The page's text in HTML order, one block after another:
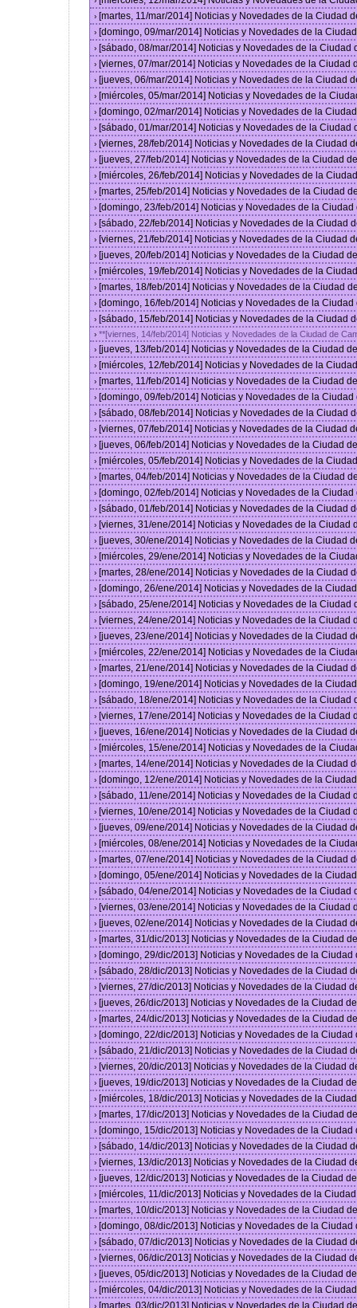
› [martes, 11/mar/2014] Noticias y Novedades de la Ciudad
› [domingo, 09/mar/2014] Noticias y Novedades de la
› [sábado, 08/mar/2014] Noticias y Novedades de la Ciudad
› [viernes, 07/mar/2014] Noticias y Novedades de la Ciudad
› [jueves, 06/mar/2014] Noticias y Novedades de la Ciudad
› [miércoles, 05/mar/2014] Noticias y Novedades de la
› [domingo, 02/mar/2014] Noticias y Novedades de la
› [sábado, 01/mar/2014] Noticias y Novedades de la Ciudad
› [viernes, 28/feb/2014] Noticias y Novedades de la Ciudad
› [jueves, 27/feb/2014] Noticias y Novedades de la Ciudad
› [miércoles, 26/feb/2014] Noticias y Novedades de la
› [martes, 25/feb/2014] Noticias y Novedades de la Ciudad
› [domingo, 23/feb/2014] Noticias y Novedades de la
› [sábado, 22/feb/2014] Noticias y Novedades de la Ciudad
› [viernes, 21/feb/2014] Noticias y Novedades de la Ciudad
› [jueves, 20/feb/2014] Noticias y Novedades de la Ciudad
› [miércoles, 19/feb/2014] Noticias y Novedades de la
› [martes, 18/feb/2014] Noticias y Novedades de la Ciudad
› [domingo, 16/feb/2014] Noticias y Novedades de la
› [sábado, 15/feb/2014] Noticias y Novedades de la Ciudad
› **[viernes, 14/feb/2014] Noticias y Novedades de la Ciudad de
› [jueves, 13/feb/2014] Noticias y Novedades de la Ciudad
› [miércoles, 12/feb/2014] Noticias y Novedades de la
› [martes, 11/feb/2014] Noticias y Novedades de la Ciudad
› [domingo, 09/feb/2014] Noticias y Novedades de la
› [sábado, 08/feb/2014] Noticias y Novedades de la Ciudad
› [viernes, 07/feb/2014] Noticias y Novedades de la Ciudad
› [jueves, 06/feb/2014] Noticias y Novedades de la Ciudad
› [miércoles, 05/feb/2014] Noticias y Novedades de la
› [martes, 04/feb/2014] Noticias y Novedades de la Ciudad
› [domingo, 02/feb/2014] Noticias y Novedades de la
› [sábado, 01/feb/2014] Noticias y Novedades de la Ciudad
› [viernes, 31/ene/2014] Noticias y Novedades de la Ciudad
› [jueves, 30/ene/2014] Noticias y Novedades de la Ciudad
› [miércoles, 29/ene/2014] Noticias y Novedades de la
› [martes, 28/ene/2014] Noticias y Novedades de la Ciudad
› [domingo, 26/ene/2014] Noticias y Novedades de la
› [sábado, 25/ene/2014] Noticias y Novedades de la Ciudad
› [viernes, 24/ene/2014] Noticias y Novedades de la Ciudad
› [jueves, 23/ene/2014] Noticias y Novedades de la Ciudad
› [miércoles, 22/ene/2014] Noticias y Novedades de la
› [martes, 21/ene/2014] Noticias y Novedades de la Ciudad
› [domingo, 19/ene/2014] Noticias y Novedades de la
› [sábado, 18/ene/2014] Noticias y Novedades de la Ciudad
› [viernes, 17/ene/2014] Noticias y Novedades de la Ciudad
› [jueves, 16/ene/2014] Noticias y Novedades de la Ciudad
› [miércoles, 15/ene/2014] Noticias y Novedades de la
› [martes, 14/ene/2014] Noticias y Novedades de la Ciudad
› [domingo, 12/ene/2014] Noticias y Novedades de la
› [sábado, 11/ene/2014] Noticias y Novedades de la Ciudad
› [viernes, 10/ene/2014] Noticias y Novedades de la Ciudad
› [jueves, 09/ene/2014] Noticias y Novedades de la Ciudad
› [miércoles, 08/ene/2014] Noticias y Novedades de la
› [martes, 07/ene/2014] Noticias y Novedades de la Ciudad
› [domingo, 05/ene/2014] Noticias y Novedades de la
› [sábado, 04/ene/2014] Noticias y Novedades de la Ciudad
› [viernes, 03/ene/2014] Noticias y Novedades de la Ciudad
› [jueves, 02/ene/2014] Noticias y Novedades de la Ciudad
› [martes, 31/dic/2013] Noticias y Novedades de la Ciudad
› [domingo, 29/dic/2013] Noticias y Novedades de la
› [sábado, 28/dic/2013] Noticias y Novedades de la Ciudad
› [viernes, 27/dic/2013] Noticias y Novedades de la Ciudad
› [jueves, 26/dic/2013] Noticias y Novedades de la Ciudad
› [martes, 24/dic/2013] Noticias y Novedades de la Ciudad
› [domingo, 22/dic/2013] Noticias y Novedades de la
› [sábado, 21/dic/2013] Noticias y Novedades de la Ciudad
› [viernes, 20/dic/2013] Noticias y Novedades de la Ciudad
› [jueves, 19/dic/2013] Noticias y Novedades de la Ciudad
› [miércoles, 18/dic/2013] Noticias y Novedades de la
› [martes, 17/dic/2013] Noticias y Novedades de la Ciudad
› [domingo, 15/dic/2013] Noticias y Novedades de la
› [sábado, 14/dic/2013] Noticias y Novedades de la Ciudad
› [viernes, 13/dic/2013] Noticias y Novedades de la Ciudad
› [jueves, 12/dic/2013] Noticias y Novedades de la Ciudad
› [miércoles, 11/dic/2013] Noticias y Novedades de la
› [martes, 10/dic/2013] Noticias y Novedades de la Ciudad
› [domingo, 08/dic/2013] Noticias y Novedades de la
› [sábado, 07/dic/2013] Noticias y Novedades de la Ciudad
› [viernes, 06/dic/2013] Noticias y Novedades de la Ciudad
› [jueves, 05/dic/2013] Noticias y Novedades de la Ciudad
› [miércoles, 04/dic/2013] Noticias y Novedades de la
› [martes, 03/dic/2013] Noticias y Novedades de la Ciudad